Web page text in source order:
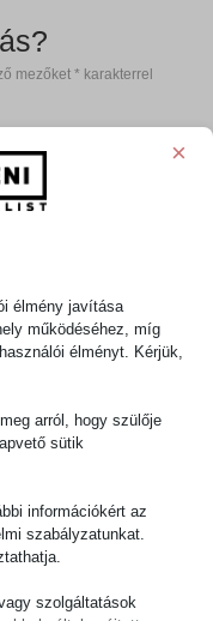
mezőket * karakterrel
×
élmény javítása
működéséhez, míg
élményt. Kérjük,
arról, hogy szülője
sütik
információkért az
szabályzatunkat.
szolgáltatások